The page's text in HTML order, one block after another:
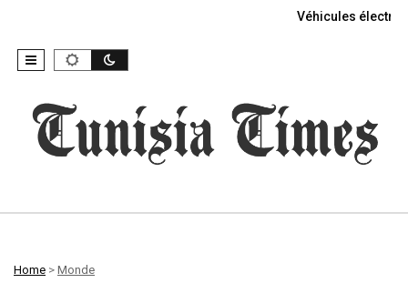
Véhicules
Home > Monde